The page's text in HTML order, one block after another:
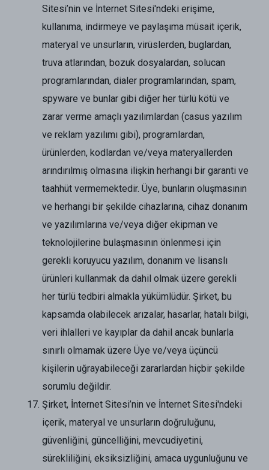
Sitesi’nin ve İnternet Sitesi'ndeki erişime,
kullanıma, indirmeye ve paylaşıma müsait içerik,
materyal ve unsurların, virüslerden, buglardan,
truva atlarından, bozuk dosyalardan, solucan
programlarından, dialer programlarından, spam,
spyware ve bunlar gibi diğer her türlü kötü ve
zarar verme amaçlı yazılımlardan (casus yazılım
ve reklam yazılımı gibi), programlardan,
ürünlerden, kodlardan ve/veya materyallerden
arındırılmış olmasına ilişkin herhangi bir garanti ve
taahhüt vermemektedir. Üye, bunların oluşmasının
ve herhangi bir şekilde cihazlarına, cihaz donanım
ve yazılımlarına ve/veya diğer ekipman ve
teknolojilerine bulaşmasının önlenmesi için
gerekli koruyucu yazılım, donanım ve lisanslı
ürünleri kullanmak da dahil olmak üzere gerekli
her türlü tedbiri almakla yükümlüdür. Şirket, bu
kapsamda olabilecek arızalar, hasarlar, hatalı bilgi,
veri ihlalleri ve kayıplar da dahil ancak bunlarla
sınırlı olmamak üzere Üye ve/veya üçüncü
kişilerin uğrayabileceği zararlardan hiçbir şekilde
sorumlu değildir.
Şirket, İnternet Sitesi’nin ve İnternet Sitesi'ndeki
içerik, materyal ve unsurların doğruluğunu,
güvenliğini, güncelliğini, mevcudiyetini,
sürekliliğini, eksiksizliğini, amaca uygunluğunu ve